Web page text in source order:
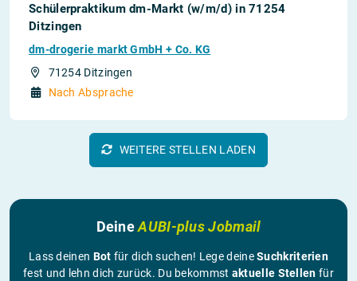
Schülerpraktikum dm-Markt (w/m/d) in 71254
Ditzingen
dm-drogerie markt GmbH + Co. KG
71254 Ditzingen
Nach Absprache
WEITERE STELLEN LADEN
DeineAUBI-plus Jobmail
Lass deinen Bot für dich suchen! Lege deineSuchkriterien
fest und lehn dich zurück. Du bekommst aktuelle Stellen für